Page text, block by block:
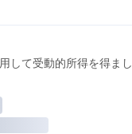
して受動的所得を得まし